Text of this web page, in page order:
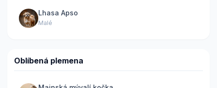
Lhasa Apso
Malé
Oblíbená plemena